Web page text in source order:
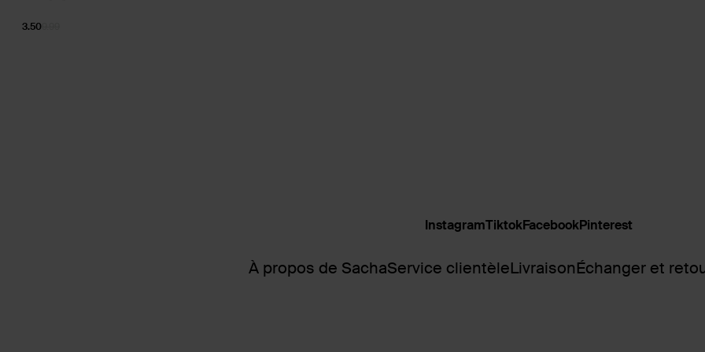
3.50
À propos de SachaService clientèleLivraisonÉchanger et
InstagramTiktokFacebookPinterest